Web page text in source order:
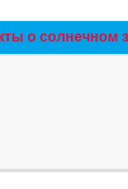
о солнечном